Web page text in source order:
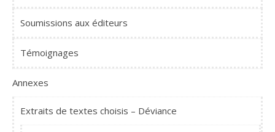
Soumissions aux éditeurs
Témoignages
Annexes
Extraits de textes choisis – Déviance